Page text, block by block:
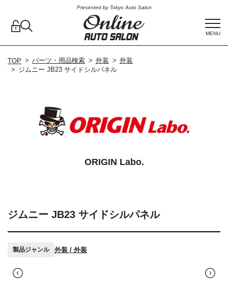
Presented by Tokyo Auto Salon
MENU
TOP パーツ・用品検索 外装
外装
ジムニー JB23 サイドシルパネル
ジムニー JB23 サイドシルパネル
製品ジャンル 外装 / 外装
ORIGIN Labo.